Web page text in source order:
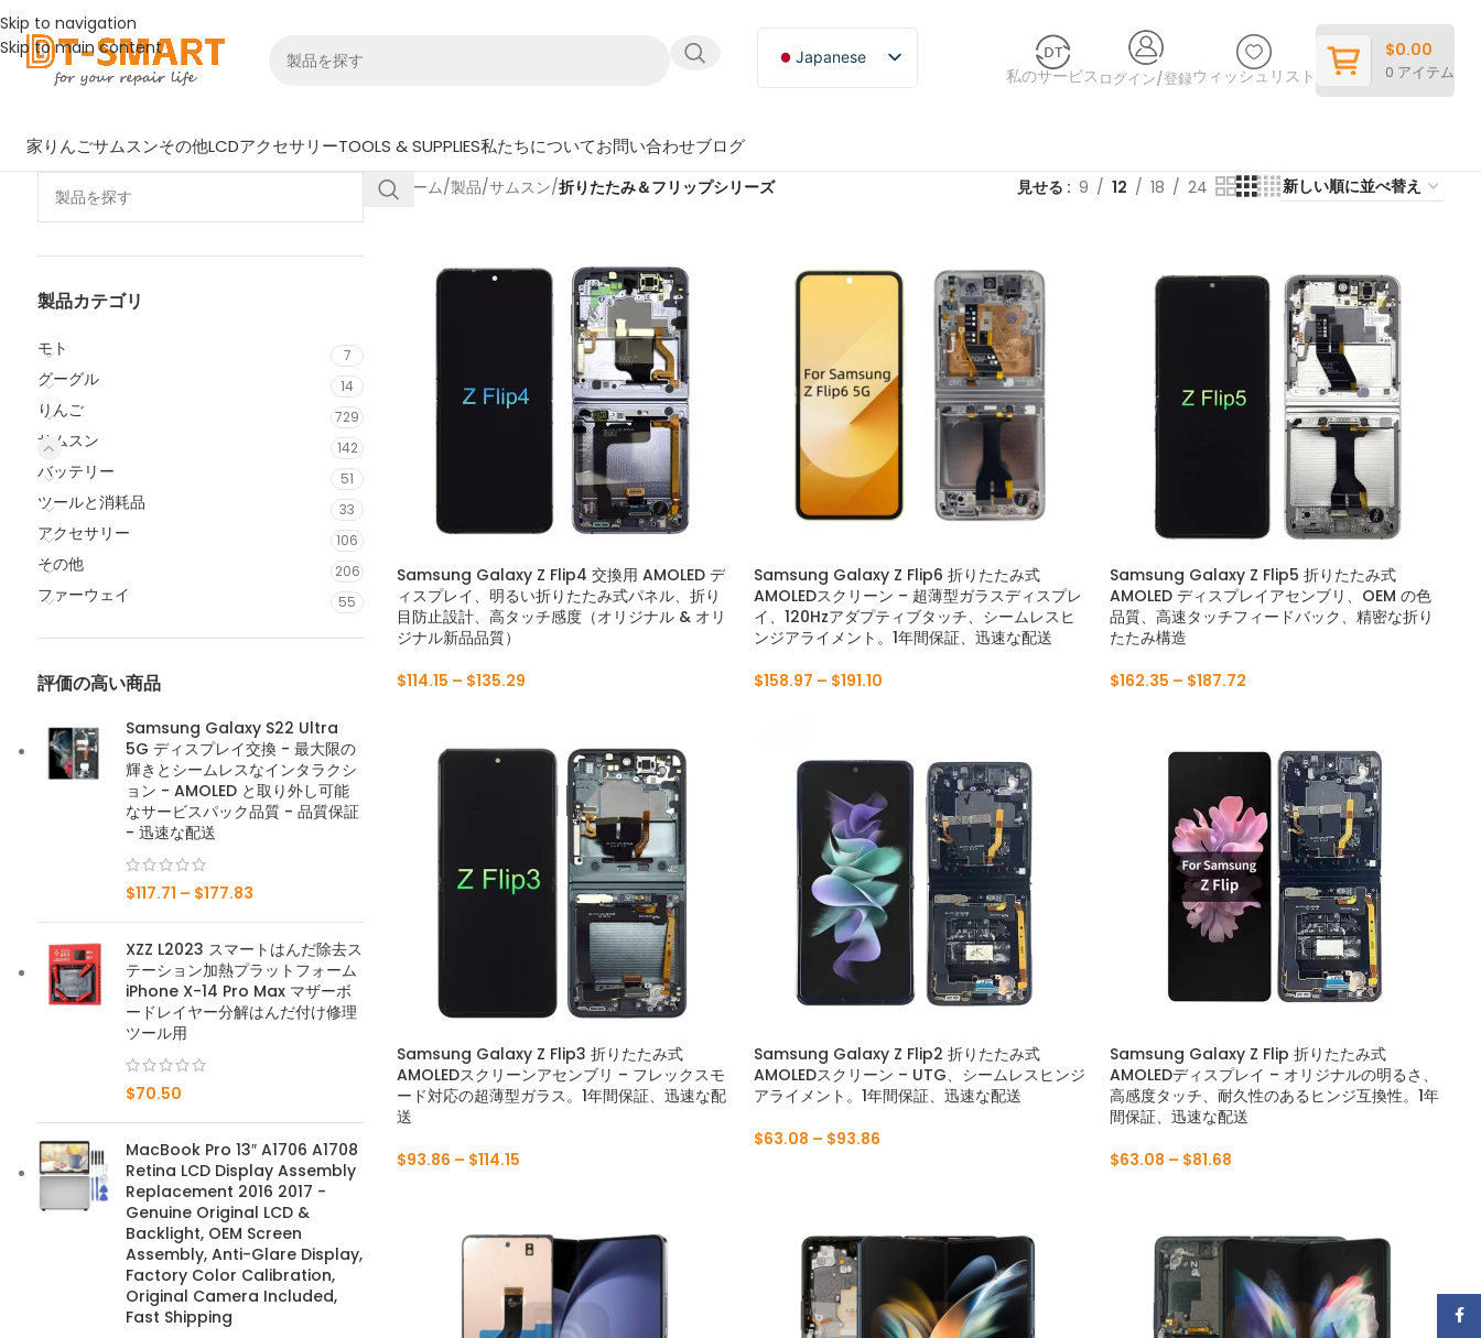
Skip to navigation
Skip to main content
Japanese
English
私のサービス ログイン/登録ウィッシュリスト 0 アイテム
$0.00
家りんごサムスンその他LCD
メイトシリーズ
メイト50
Mate 40 プロ
メイト40E
メイト40
Pシリーズ
P50 プロ 2021
P40 プロ 2020
P40 ライト 5G 2020
P40 ライト E 2020
Y9A 2020
Y9 プライム 2019
2018 年 9 月
Y8P 2020
アクセサリーTOOLS & SUPPLIES私たちについてお問い合わせブログ
製品カテゴリ
モト 7
グーグル 14
りんご 729
サムスン 142
バッテリー 51
ツールと消耗品 33
アクセサリー 106
その他 206
ファーウェイ 55
評価の高い商品
Samsung Galaxy S22 Ultra
5G ディスプレイ交換 - 最大限の
輝きとシームレスなインタラクシ
ョン - AMOLED と取り外し可能
なサービスパック品質 - 品質保証
- 迅速な配送
$117.71 – $177.83
XZZ L2023 スマートはんだ除去ス
テーション加熱プラットフォーム
iPhone X-14 Pro Max マザーボ
ードレイヤー分解はんだ付け修理
ツール用
$70.50
MacBook Pro 13″ A1706 A1708
Retina LCD Display Assembly
Replacement 2016 2017 -
Genuine Original LCD &
Backlight, OEM Screen
Assembly, Anti-Glare Display,
Factory Color Calibration,
Original Camera Included,
Fast Shipping
ホーム/製品/サムスン/折りたたみ＆フリップシリーズ 見せる 9 12 18 24
Samsung Galaxy Z Flip4 交換用 AMOLED デ
ィスプレイ、明るい折りたたみ式パネル、折り
目防止設計、高タッチ感度（オリジナル & オリ
ジナル新品品質）
$114.15 – $135.29
Samsung Galaxy Z Flip6 折りたたみ式
AMOLEDスクリーン – 超薄型ガラスディスプレ
イ、120Hzアダプティブタッチ、シームレスヒ
ンジアライメント。1年間保証、迅速な配送
$158.97 – $191.10
Samsung Galaxy Z Flip5 折りたたみ式
AMOLED ディスプレイアセンブリ、OEM の色
品質、高速タッチフィードバック、精密な折り
たたみ構造
$162.35 – $187.72
Samsung Galaxy Z Flip3 折りたたみ式
AMOLEDスクリーンアセンブリ – フレックスモ
ード対応の超薄型ガラス。1年間保証、迅速な配
送
$93.86 – $114.15
Samsung Galaxy Z Flip2 折りたたみ式
AMOLEDスクリーン – UTG、シームレスヒンジ
アライメント。1年間保証、迅速な配送
$63.08 – $93.86
Samsung Galaxy Z Flip 折りたたみ式
AMOLEDディスプレイ – オリジナルの明るさ、
高感度タッチ、耐久性のあるヒンジ互換性。1年
間保証、迅速な配送
$63.08 – $81.68
フェ